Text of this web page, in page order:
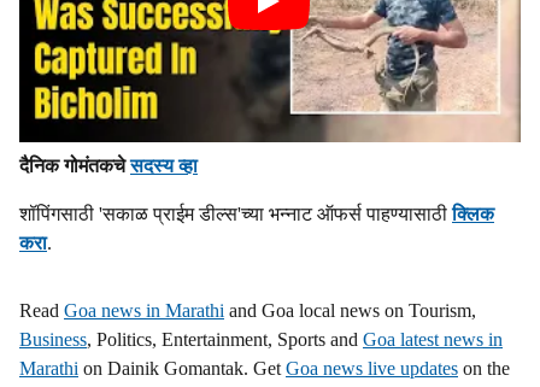
दैनिक गोमंतकचेसदस्य व्हा
शॉपिंगसाठी 'सकाळ प्राईम डील्स'च्या भन्नाट ऑफर्स पाहण्यासाठीक्लिक
करा.
Read Goa news in Marathi and Goa local news on Tourism,
Business, Politics, Entertainment, Sports and Goa latest news in
Marathi on Dainik Gomantak. Get Goa news live updates on the